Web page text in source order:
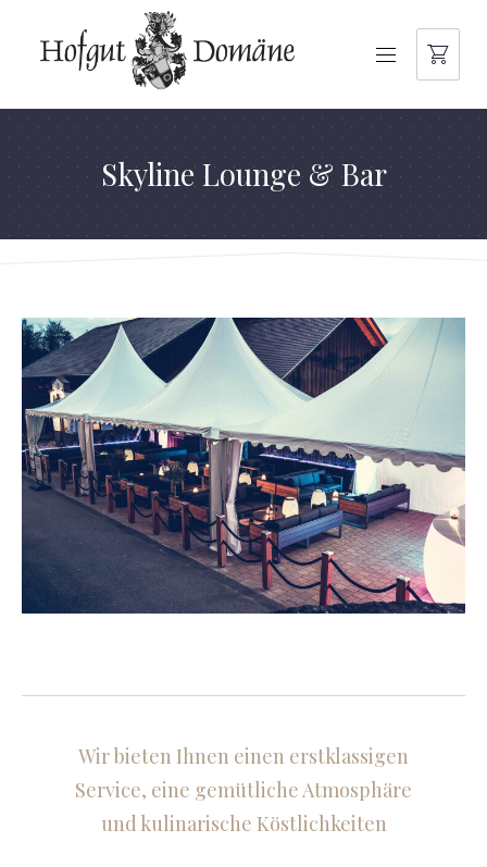
NAVIGATION
Skyline Lounge & Bar
Wir bieten Ihnen einen erstklassigen
Service, eine gemütliche Atmosphäre
und kulinarische Köstlichkeiten